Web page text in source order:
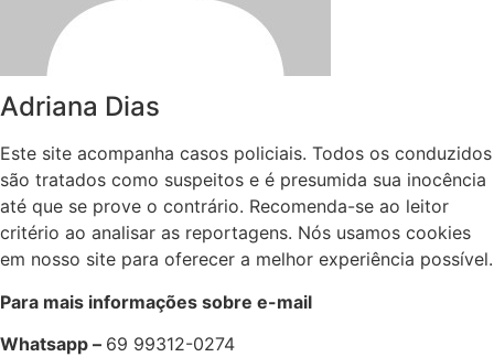
Adriana Dias
Este site acompanha casos policiais. Todos os conduzidos
são tratados como suspeitos e é presumida sua inocência
até que se prove o contrário. Recomenda-se ao leitor
critério ao analisar as reportagens. Nós usamos cookies
em nosso site para oferecer a melhor experiência possível.
Para mais informações sobre e-mail
Whatsapp – 69 99312-0274